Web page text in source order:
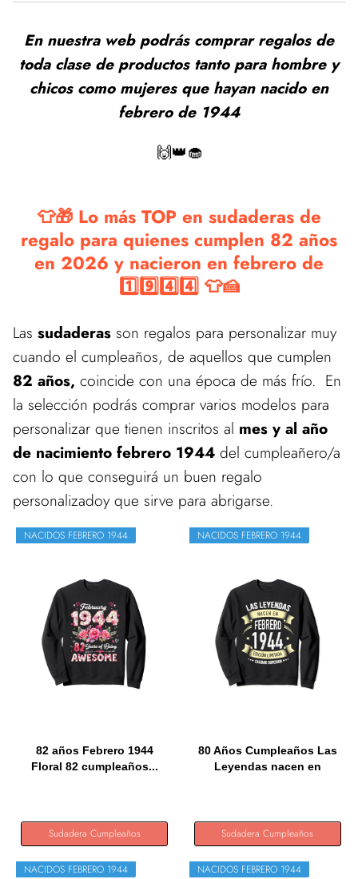
En nuestra web podrás comprar regalos de
toda clase de productos tanto para hombre y
chicos como mujeres que hayan nacido en
febrero de 1944
🙌👑🧁
👕🎁 Lo más TOP en sudaderas de
regalo para quienes cumplen 82 años
en 2026 y nacieron en febrero de
1️⃣9️⃣4️⃣4️⃣ 👕🍰
Las sudaderas son regalos para personalizar muy
cuando el cumpleaños, de aquellos que cumplen
82 años, coincide con una época de más frío. En
la selección podrás comprar varios modelos para
personalizar que tienen inscritos al mes y al año
de nacimiento febrero 1944 del cumpleañero/a
con lo que conseguirá un buen regalo
personalizadoy que sirve para abrigarse.
NACIDOS FEBRERO 1944
82 años Febrero 1944
Floral 82 cumpleaños...
Sudadera Cumpleaños
NACIDOS FEBRERO 1944
80 Años Cumpleaños Las
Leyendas nacen en
Sudadera Cumpleaños
NACIDOS FEBRERO 1944 NACIDOS FEBRERO 1944